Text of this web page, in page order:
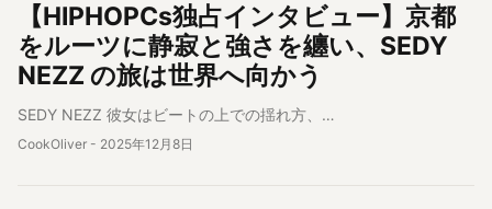
【HIPHOPCs独占インタビュー】京都
をルーツに静寂と強さを纏い、SEDY
NEZZ の旅は世界へ向かう
SEDY NEZZ 彼女はビートの上での揺れ方、…
CookOliver - 2025年12月8日